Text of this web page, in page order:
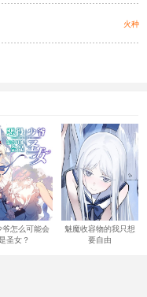
火种
爷怎么可能会
圣女？
魅魔收容物的我只想
要自由